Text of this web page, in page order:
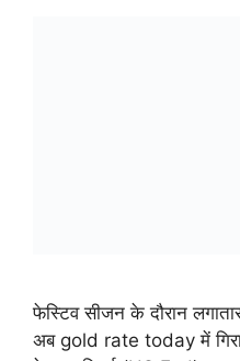
फेस्टिव सीजन के दौरान
अब gold rate today में